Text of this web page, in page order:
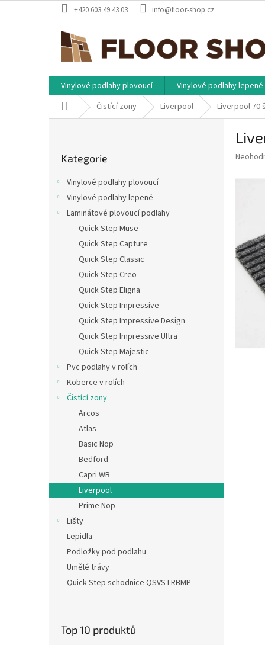
na
+420 603 49 43 03 info@floor-shop.cz
Vinylové podlahy plovoucí Vinylové podlahy lepené
Domů Čistící zony Liverpool Liverpool 70
kategorie
Kategorie
Vinylové podlahy plovoucí
Vinylové podlahy lepené
Laminátové plovoucí podlahy
Quick Step Muse
Quick Step Capture
Quick Step Classic
Quick Step Creo
Quick Step Eligna
Quick Step Impressive
Quick Step Impressive Design
Quick Step Impressive Ultra
Quick Step Majestic
Pvc podlahy v rolích
Koberce v rolích
Čistící zony
Arcos
Atlas
Basic Nop
Bedford
Capri WB
Liverpool
Prime Nop
Lišty
Lepidla
Podložky pod podlahu
Umělé trávy
Quick Step schodnice QSVSTRBMP
Top 10 produktů
produktu